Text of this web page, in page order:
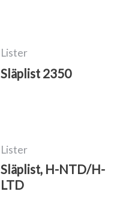
Lister
Släplist 2350
Lister
Släplist, H-NTD/H-
LTD